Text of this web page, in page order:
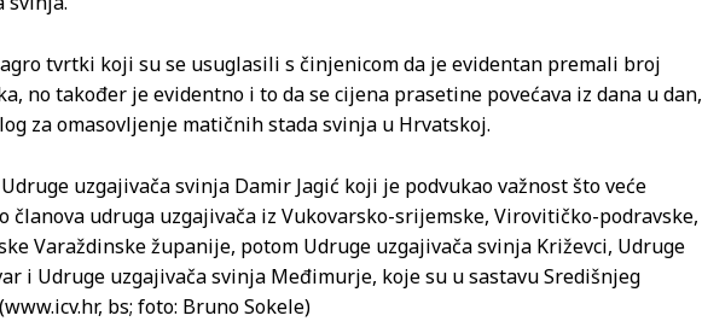
tvrtki koji su se usuglasili s činjenicom da je evidentan premali broj
no također je evidentno i to da se cijena prasetine povećava iz dana u dan,
za omasovljenje matičnih stada svinja u Hrvatskoj.
uzgajivača svinja Damir Jagić koji je podvukao važnost što veće
članova udruga uzgajivača iz Vukovarsko-srijemske, Virovitičko-podravske,
Varaždinske županije, potom Udruge uzgajivača svinja Križevci, Udruge
i Udruge uzgajivača svinja Međimurje, koje su u sastavu Središnjeg
bs; foto: Bruno Sokele)